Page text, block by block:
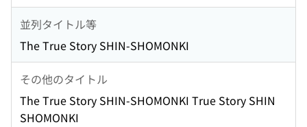
並列タイトル等
The True Story SHIN-SHOMONKI
その他のタイトル
The True Story SHIN-SHOMONKI True Story SHIN
SHOMONKI